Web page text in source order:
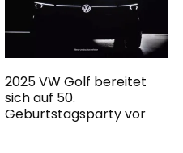
2025 VW Golf bereitet
sich auf 50.
Geburtstagsparty vor